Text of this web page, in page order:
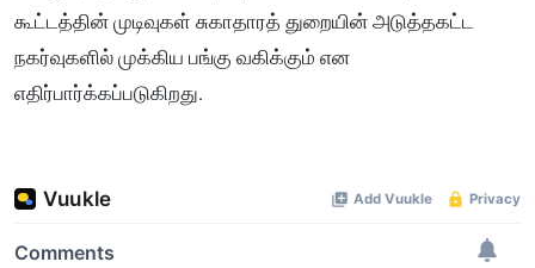
கூட்டத்தின் முடிவுகள் சுகாதாரத் துறையின் அடுத்தகட்ட
நகர்வுகளில் முக்கிய பங்கு வகிக்கும் என
எதிர்பார்க்கப்படுகிறது.